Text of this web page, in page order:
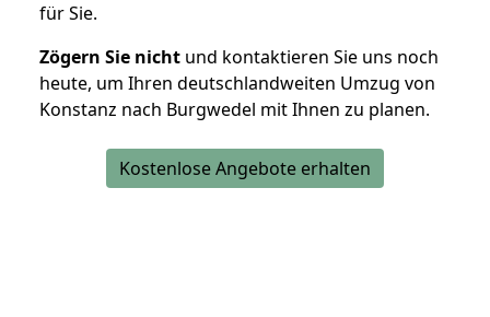
für Sie.
Zögern Sie nicht und kontaktieren Sie uns noch
heute, um Ihren deutschlandweiten Umzug von
Konstanz nach Burgwedel mit Ihnen zu planen.
Kostenlose Angebote erhalten